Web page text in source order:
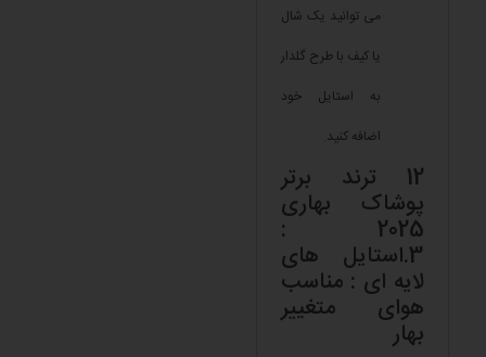
می توانید یک شال
یا کیف با طرح گلدار
به استایل خود
اضافه کنید.
12 ترند برتر
پوشاک بهاری
2025 :
3.استایل های
لایه ای : مناسب
هوای متغییر
بهار